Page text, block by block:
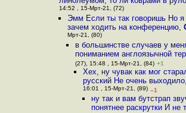
14:52 , 15-Мрт-21, (72)
Эмм Если ты так говоришь Но
зачем ходить на конференцию,
Мрт-21, (80)
в большинстве случаев у
пониманием англоязычной
(27), 15:48 , 15-Мрт-21, (84) +1
Хех, ну чувак как мог
русский Не очень
16:01 , 15-Мрт-21, (89) –1
ну так и вам бутстрап
понятнее раскрутки И не